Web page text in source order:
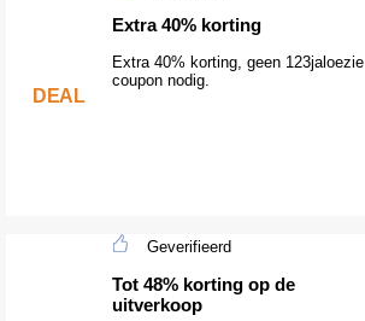
DEAL
Extra 40% korting
Extra 40% korting, geen 123jaloezie
coupon nodig.
Geverifieerd
Tot 48% korting op de
uitverkoop